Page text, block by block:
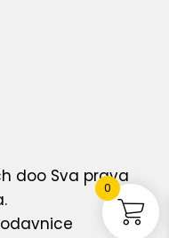
doo Sva prava
0